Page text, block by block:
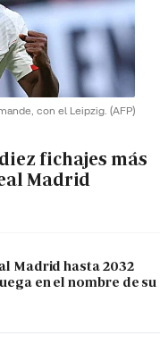
con el Leipzig. (AFP)
fichajes más
Madrid
Madrid hasta 2032
en el nombre de su